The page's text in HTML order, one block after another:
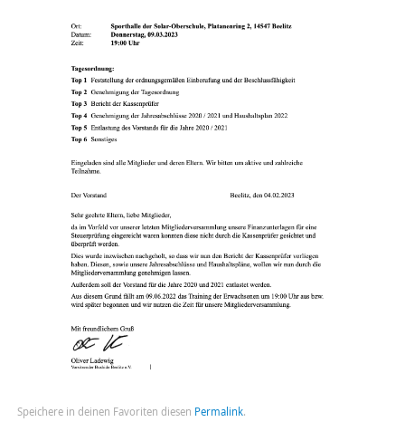
Speichere in deinen Favoriten diesen Permalink.